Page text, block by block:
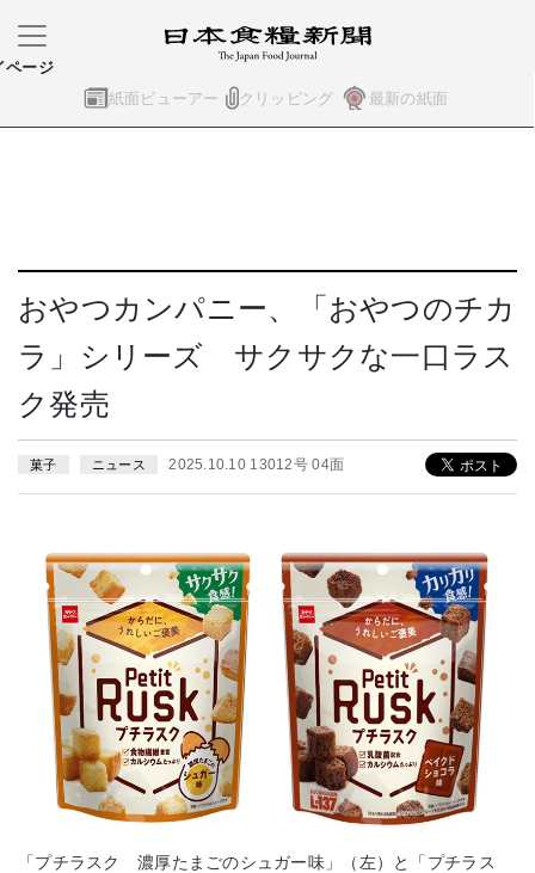
紙面ビューアー クリッピング 最新の紙面
ページ
おやつカンパニー、「おやつのチカ
ラ」シリーズ サクサクな一口ラス
ク発売
菓子 ニュース 2025.10.10 13012号 04面
「プチラスク 濃厚たまごのシュガー味」（左）と「プチラス